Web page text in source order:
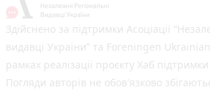
Здійснено за підтримки Асоціації
видавці України” та Foreningen
рамках реалізації проєкту Хаб
Погляди авторів не обов'язково